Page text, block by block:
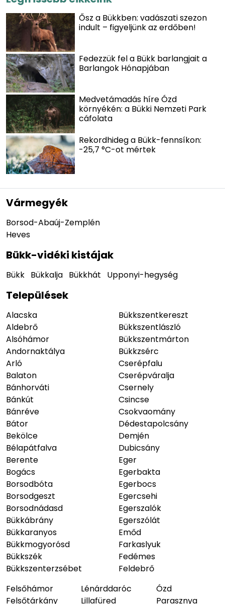
Ősz a Bükkben: vadászati szezon
indult – figyeljünk az erdőben!
Fedezzük fel a Bükk barlangjait a
Barlangok Hónapjában
Medvetámadás híre Ózd
környékén: a Bükki Nemzeti Park
cáfolata
Rekordhideg a Bükk-fennsíkon:
-25,7 °C-ot mértek
Vármegyék
Borsod-Abaúj-Zemplén
Heves
Bükk-vidéki kistájak
Bükk Bükkalja Bükkhát Upponyi-hegység
Települések
Alacska
Aldebrő
Alsóhámor
Andornaktálya
Arló
Balaton
Bánhorváti
Bánkút
Bánréve
Bátor
Bekölce
Bélapátfalva
Berente
Bogács
Borsodbóta
Borsodgeszt
Borsodnádasd
Bükkábrány
Bükkaranyos
Bükkmogyorósd
Bükkszék
Bükkszenterzsébet
Bükkszentkereszt
Bükkszentlászló
Bükkszentmárton
Bükkzsérc
Cserépfalu
Cserépváralja
Csernely
Csincse
Csokvaomány
Dédestapolcsány
Demjén
Dubicsány
Eger
Egerbakta
Egerbocs
Egercsehi
Egerszalók
Egerszólát
Emőd
Farkaslyuk
Fedémes
Feldebrő
Felsőhámor
Felsőtárkány
Lénárddaróc
Lillafüred
Ózd
Parasznya